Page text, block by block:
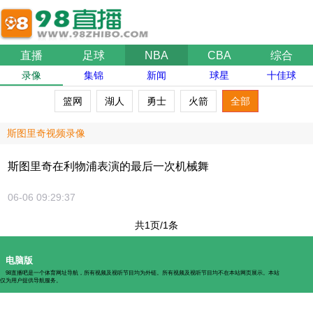
直播 足球 NBA CBA 综合
录像 集锦 新闻 球星 十佳球
篮网 湖人 勇士 火箭 全部
斯图里奇视频录像
斯图里奇在利物浦表演的最后一次机械舞
06-06 09:29:37
共1页/1条
电脑版
98直播吧是一个体育网址导航，所有视频及视听节目均为外链。所有视频及视听节目均不在本站网页展示。本站
仅为用户提供导航服务。